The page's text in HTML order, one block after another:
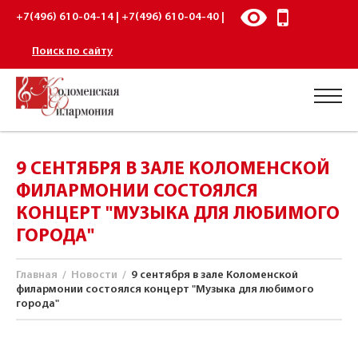
+7(496) 610-04-14 | +7(496) 610-04-40 |
Поиск по сайту
9 СЕНТЯБРЯ В ЗАЛЕ КОЛОМЕНСКОЙ
ФИЛАРМОНИИ СОСТОЯЛСЯ
КОНЦЕРТ "МУЗЫКА ДЛЯ ЛЮБИМОГО
ГОРОДА"
Главная / Новости / 9 сентября в зале Коломенской
филармонии состоялся концерт "Музыка для любимого
города"